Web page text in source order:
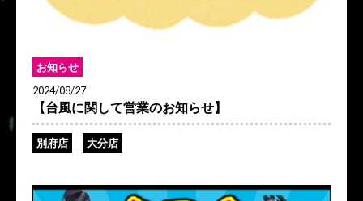
お知らせ
2024/08/27
【台風に関して営業のお知らせ】
別府店 大分店